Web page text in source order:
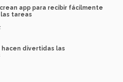
app para recibir fácilmente
tareas
hacen divertidas las